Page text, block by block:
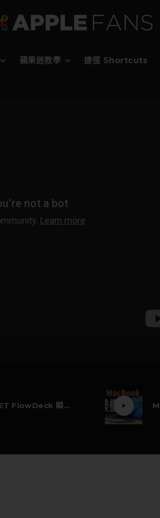
蘋果迷教學 捷徑 Shortcuts
ZENLET FlowDeck 瞬收螢幕架 好用嗎？